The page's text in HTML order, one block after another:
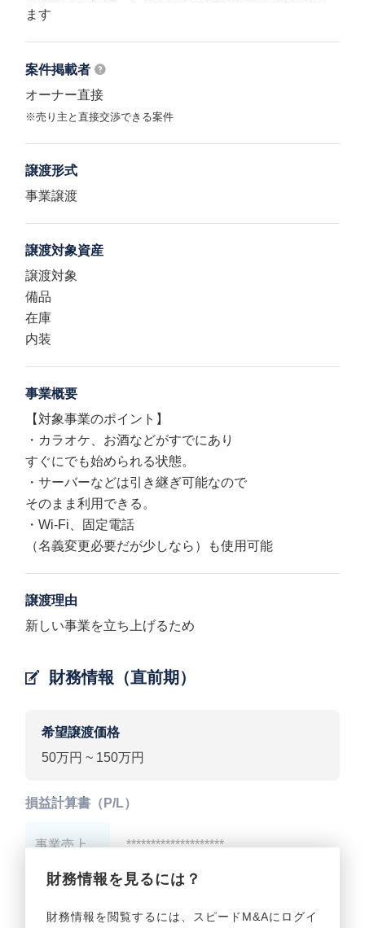
ます
案件掲載者
オーナー直接
※売り主と直接交渉できる案件
譲渡形式
事業譲渡
譲渡対象資産
譲渡対象
備品
在庫
内装
事業概要
【対象事業のポイント】
・カラオケ、お酒などがすでにあり
すぐにでも始められる状態。
・サーバーなどは引き継ぎ可能なので
そのまま利用できる。
・Wi-Fi、固定電話
（名義変更必要だが少しなら）も使用可能
譲渡理由
新しい事業を立ち上げるため
財務情報（直前期）
希望譲渡価格
50万円 ~ 150万円
財務情報を見るには？
財務情報を閲覧するには、スピードM&Aにログイ
損益計算書（P/L）
事業売上 ********************
事業利益 ********************